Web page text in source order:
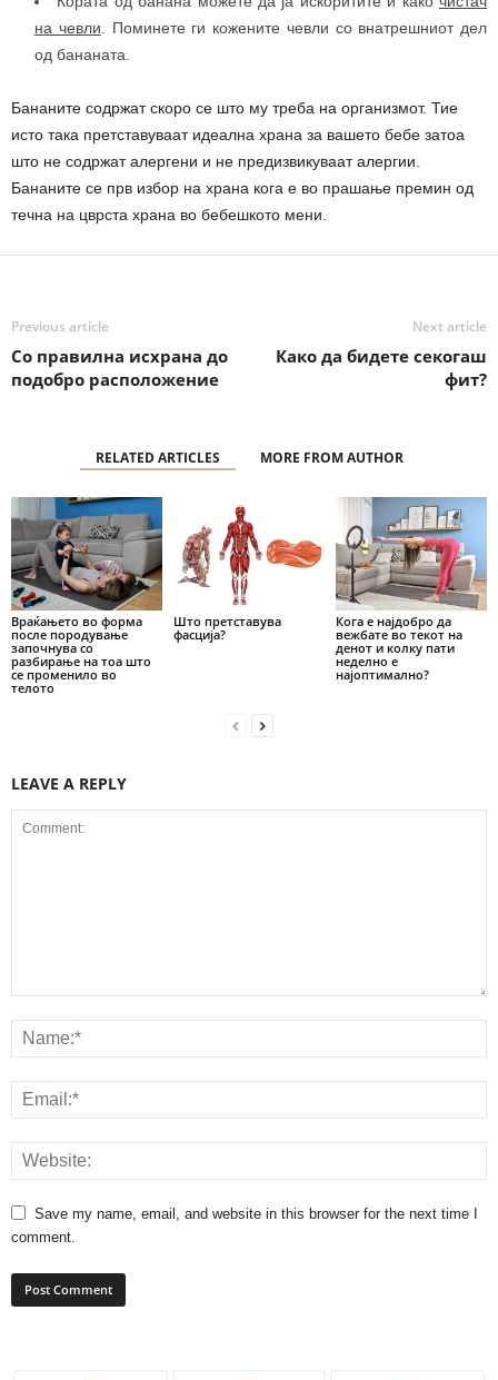
на чевли. Поминете ги кожените чевли со внатрешниот дел
од бананата.
Бананите содржат скоро се што му треба на организмот. Тие
исто така претставуваат идеална храна за вашето бебе затоа
што не содржат алергени и не предизвикуваат алергии.
Бананите се прв избор на храна кога е во прашање премин од
течна на цврста храна во бебешкото мени.
Previous article
Со правилна исхрана до
подобро расположение
Next article
Како да бидете секогаш
фит?
RELATED ARTICLES MORE FROM AUTHOR
Враќањето во форма
после породување
започнува со
разбирање на тоа што
се променило во
телото
Што претставува
фасција?
Кога е најдобро да
вежбате во текот на
денот и колку пати
неделно е
најоптимално?
LEAVE A REPLY
Save my name, email, and website in this browser for the next time I
comment.